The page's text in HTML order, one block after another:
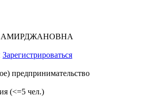
Зарегистрироваться
предпринимательство
(<=5 чел.)